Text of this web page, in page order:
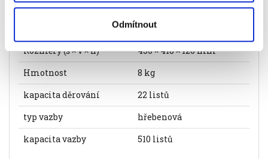
Odmítnout
420215
Rozměry (š × v × h)
456 × 418 × 126 mm
Hmotnost
8 kg
kapacita děrování
22 listů
typ vazby
hřebenová
kapacita vazby
510 listů